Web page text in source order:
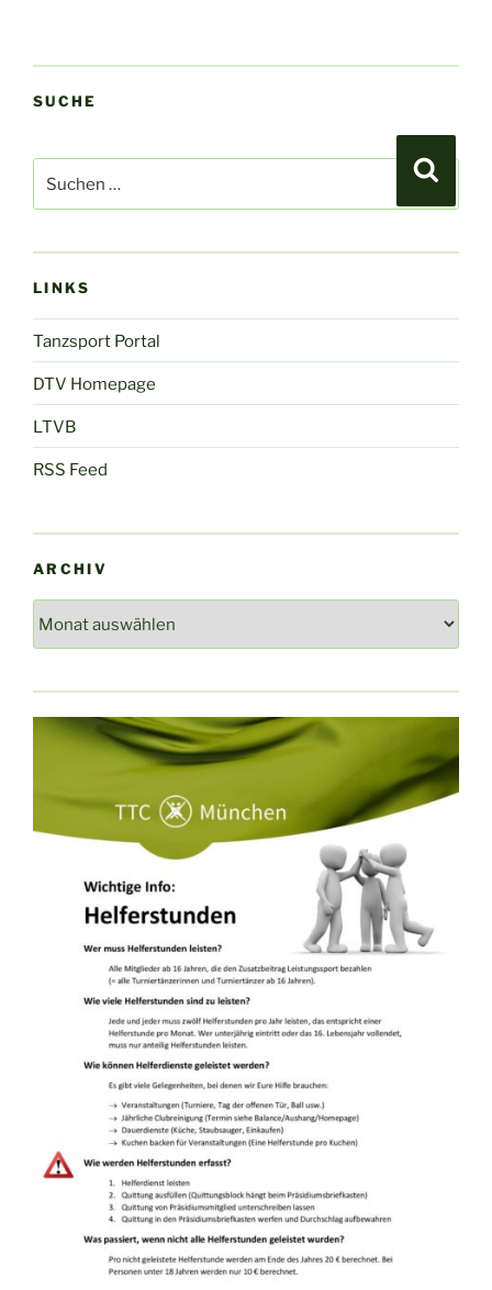
SUCHE
Suchen
nach:
LINKS
Tanzsport Portal
DTV Homepage
LTVB
RSS Feed
ARCHIV